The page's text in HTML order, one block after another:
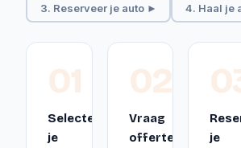
3. Reserveer je auto ► 4. Haal je
01
Selecteer
je
02
Vraag
offerte
je